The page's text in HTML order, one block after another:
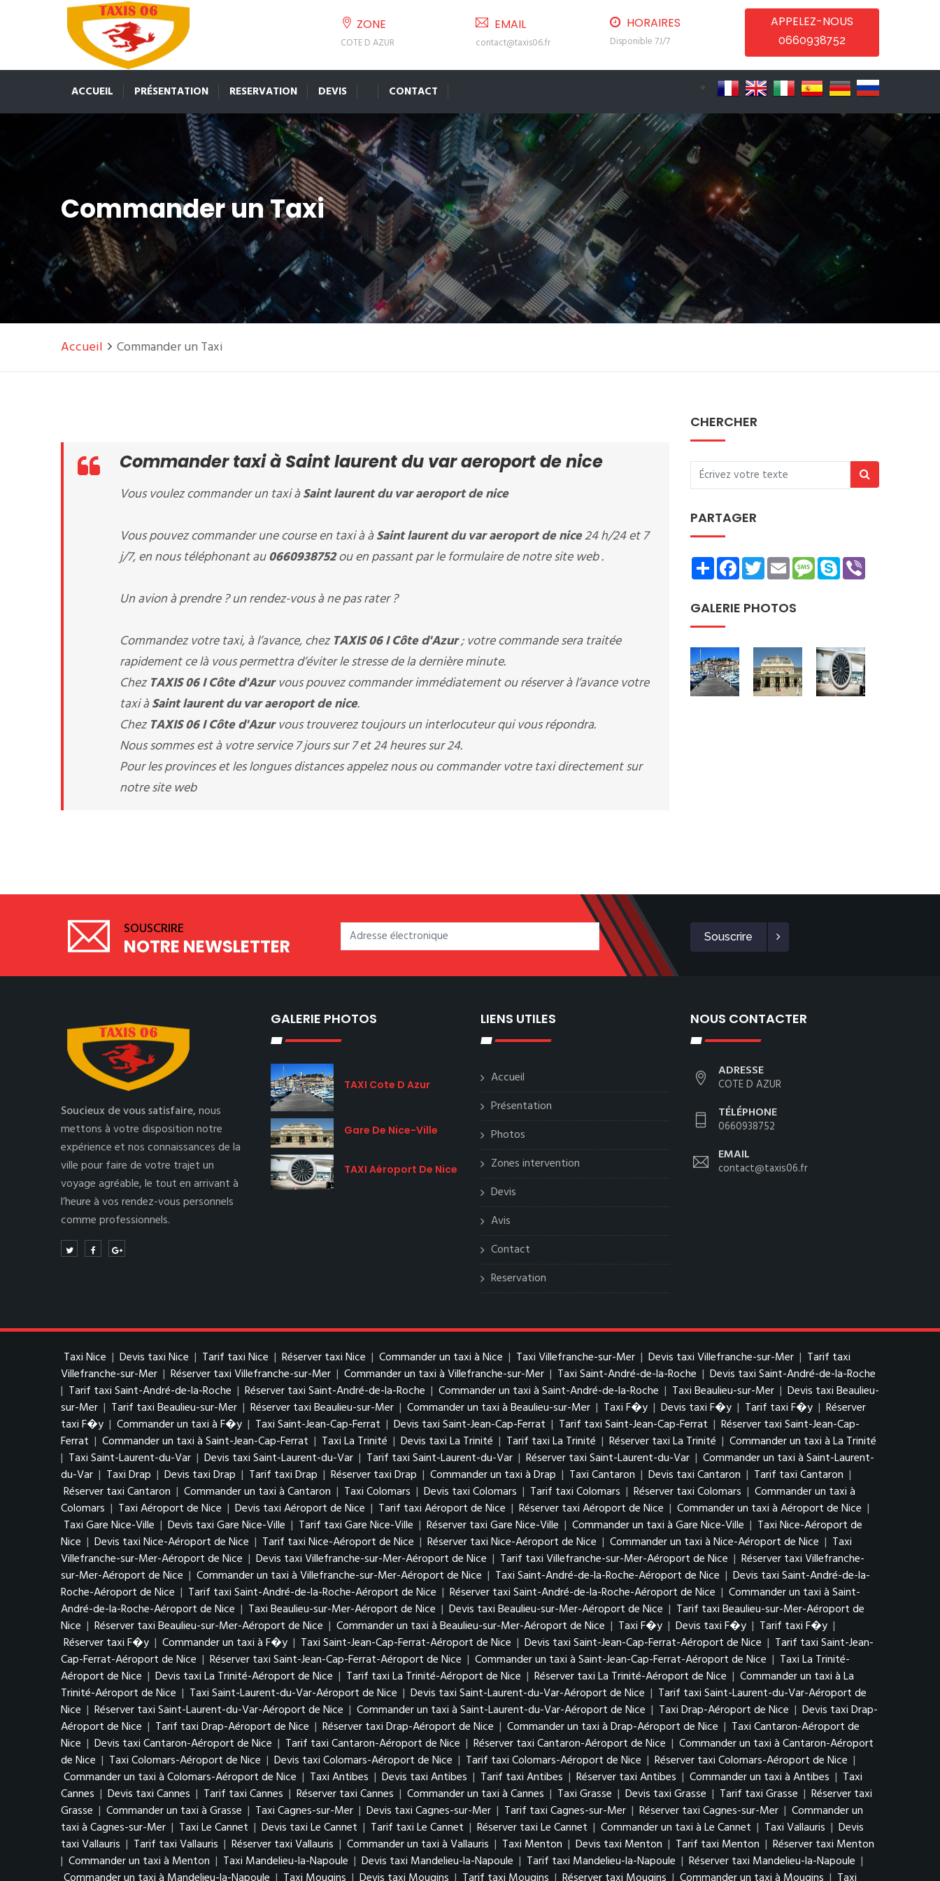
ZONE
COTE D AZUR
EMAIL
contact@taxis06.fr
HORAIRES
Disponible 7J/7
APPELEZ-NOUS
0660938752
ACCUEIL PRÉSENTATION RESERVATION DEVIS CONTACT
Commander un Taxi
Accueil Commander un Taxi
Commander taxi à Saint laurent du var aeroport de nice
Vous voulez commander un taxi àSaint laurent du var aeroport de nice
Vous pouvez commander une course en taxi à àSaint laurent du var aeroport de nice24 h/24 et 7
j/7, en nous téléphonant au0660938752ou en passant par le formulaire de notre site web .
Un avion à prendre ? un rendez-vous à ne pas rater ?
Commandez votre taxi, à l’avance, chezTAXIS 06 I Côte d'Azur; votre commande sera traitée
rapidement ce là vous permettra d’éviter le stresse de la dernière minute.
ChezTAXIS 06 I Côte d'Azurvous pouvez commander immédiatement ou réserver à l’avance votre
taxi àSaint laurent du var aeroport de nice.
ChezTAXIS 06 I Côte d'Azurvous trouverez toujours un interlocuteur qui vous répondra.
Nous sommes est à votre service 7 jours sur 7 et 24 heures sur 24.
Pour les provinces et les longues distances appelez nous ou commander votre taxi directement sur
notre site web
CHERCHER
PARTAGER
ShareFacebookTwitterEmailMessage
Skype
GALERIE PHOTOS
SOUSCRIRE
NOTRE NEWSLETTER Souscrire
Soucieux de vous satisfaire,nous
mettons à votre disposition notre
expérience et nos connaissances de la
ville pour faire de votre trajet un
voyage agréable, le tout en arrivant à
l’heure à vos rendez-vous personnels
comme professionnels.
GALERIE PHOTOS
TAXI Cote D Azur
Gare De Nice-Ville
TAXI Aéroport De Nice
LIENS UTILES
Accueil
Présentation
Photos
Zones intervention
Devis
Avis
Contact
Reservation
NOUS CONTACTER
ADRESSE
COTE D AZUR
TÉLÉPHONE
0660938752
EMAIL
contact@taxis06.fr
Taxi Nice | Devis taxi Nice | Tarif taxi Nice | Réserver taxi Nice | Commander un taxi à Nice | Taxi Villefranche-sur-Mer | Devis taxi Villefranche-sur-Mer | Tarif taxi
Villefranche-sur-Mer | Réserver taxi Villefranche-sur-Mer | Commander un taxi à Villefranche-sur-Mer | Taxi Saint-André-de-la-Roche | Devis taxi Saint-André-de-la-Roche
| Tarif taxi Saint-André-de-la-Roche | Réserver taxi Saint-André-de-la-Roche | Commander un taxi à Saint-André-de-la-Roche | Taxi Beaulieu-sur-Mer | Devis taxi Beaulieu-
sur-Mer | Tarif taxi Beaulieu-sur-Mer | Réserver taxi Beaulieu-sur-Mer | Commander un taxi à Beaulieu-sur-Mer | Taxi F�y | Devis taxi F�y | Tarif taxi F�y | Réserver
taxi F�y | Commander un taxi à F�y | Taxi Saint-Jean-Cap-Ferrat | Devis taxi Saint-Jean-Cap-Ferrat | Tarif taxi Saint-Jean-Cap-Ferrat | Réserver taxi Saint-Jean-Cap-
Ferrat | Commander un taxi à Saint-Jean-Cap-Ferrat | Taxi La Trinité | Devis taxi La Trinité | Tarif taxi La Trinité | Réserver taxi La Trinité | Commander un taxi à La Trinité
| Taxi Saint-Laurent-du-Var | Devis taxi Saint-Laurent-du-Var | Tarif taxi Saint-Laurent-du-Var | Réserver taxi Saint-Laurent-du-Var | Commander un taxi à Saint-Laurent-
du-Var | Taxi Drap | Devis taxi Drap | Tarif taxi Drap | Réserver taxi Drap | Commander un taxi à Drap | Taxi Cantaron | Devis taxi Cantaron | Tarif taxi Cantaron |
Réserver taxi Cantaron | Commander un taxi à Cantaron | Taxi Colomars | Devis taxi Colomars | Tarif taxi Colomars | Réserver taxi Colomars | Commander un taxi à
Colomars | Taxi Aéroport de Nice | Devis taxi Aéroport de Nice | Tarif taxi Aéroport de Nice | Réserver taxi Aéroport de Nice | Commander un taxi à Aéroport de Nice |
Taxi Gare Nice-Ville | Devis taxi Gare Nice-Ville | Tarif taxi Gare Nice-Ville | Réserver taxi Gare Nice-Ville | Commander un taxi à Gare Nice-Ville | Taxi Nice-Aéroport de
Nice | Devis taxi Nice-Aéroport de Nice | Tarif taxi Nice-Aéroport de Nice | Réserver taxi Nice-Aéroport de Nice | Commander un taxi à Nice-Aéroport de Nice | Taxi
Villefranche-sur-Mer-Aéroport de Nice | Devis taxi Villefranche-sur-Mer-Aéroport de Nice | Tarif taxi Villefranche-sur-Mer-Aéroport de Nice | Réserver taxi Villefranche-
sur-Mer-Aéroport de Nice | Commander un taxi à Villefranche-sur-Mer-Aéroport de Nice | Taxi Saint-André-de-la-Roche-Aéroport de Nice | Devis taxi Saint-André-de-la-
Roche-Aéroport de Nice | Tarif taxi Saint-André-de-la-Roche-Aéroport de Nice | Réserver taxi Saint-André-de-la-Roche-Aéroport de Nice | Commander un taxi à Saint-
André-de-la-Roche-Aéroport de Nice | Taxi Beaulieu-sur-Mer-Aéroport de Nice | Devis taxi Beaulieu-sur-Mer-Aéroport de Nice | Tarif taxi Beaulieu-sur-Mer-Aéroport de
Nice | Réserver taxi Beaulieu-sur-Mer-Aéroport de Nice | Commander un taxi à Beaulieu-sur-Mer-Aéroport de Nice | Taxi F�y | Devis taxi F�y | Tarif taxi F�y |
Réserver taxi F�y | Commander un taxi à F�y | Taxi Saint-Jean-Cap-Ferrat-Aéroport de Nice | Devis taxi Saint-Jean-Cap-Ferrat-Aéroport de Nice | Tarif taxi Saint-Jean-
Cap-Ferrat-Aéroport de Nice | Réserver taxi Saint-Jean-Cap-Ferrat-Aéroport de Nice | Commander un taxi à Saint-Jean-Cap-Ferrat-Aéroport de Nice | Taxi La Trinité-
Aéroport de Nice | Devis taxi La Trinité-Aéroport de Nice | Tarif taxi La Trinité-Aéroport de Nice | Réserver taxi La Trinité-Aéroport de Nice | Commander un taxi à La
Trinité-Aéroport de Nice | Taxi Saint-Laurent-du-Var-Aéroport de Nice | Devis taxi Saint-Laurent-du-Var-Aéroport de Nice | Tarif taxi Saint-Laurent-du-Var-Aéroport de
Nice | Réserver taxi Saint-Laurent-du-Var-Aéroport de Nice | Commander un taxi à Saint-Laurent-du-Var-Aéroport de Nice | Taxi Drap-Aéroport de Nice | Devis taxi Drap-
Aéroport de Nice | Tarif taxi Drap-Aéroport de Nice | Réserver taxi Drap-Aéroport de Nice | Commander un taxi à Drap-Aéroport de Nice | Taxi Cantaron-Aéroport de
Nice | Devis taxi Cantaron-Aéroport de Nice | Tarif taxi Cantaron-Aéroport de Nice | Réserver taxi Cantaron-Aéroport de Nice | Commander un taxi à Cantaron-Aéroport
de Nice | Taxi Colomars-Aéroport de Nice | Devis taxi Colomars-Aéroport de Nice | Tarif taxi Colomars-Aéroport de Nice | Réserver taxi Colomars-Aéroport de Nice |
Commander un taxi à Colomars-Aéroport de Nice | Taxi Antibes | Devis taxi Antibes | Tarif taxi Antibes | Réserver taxi Antibes | Commander un taxi à Antibes | Taxi
Cannes | Devis taxi Cannes | Tarif taxi Cannes | Réserver taxi Cannes | Commander un taxi à Cannes | Taxi Grasse | Devis taxi Grasse | Tarif taxi Grasse | Réserver taxi
Grasse | Commander un taxi à Grasse | Taxi Cagnes-sur-Mer | Devis taxi Cagnes-sur-Mer | Tarif taxi Cagnes-sur-Mer | Réserver taxi Cagnes-sur-Mer | Commander un
taxi à Cagnes-sur-Mer | Taxi Le Cannet | Devis taxi Le Cannet | Tarif taxi Le Cannet | Réserver taxi Le Cannet | Commander un taxi à Le Cannet | Taxi Vallauris | Devis
taxi Vallauris | Tarif taxi Vallauris | Réserver taxi Vallauris | Commander un taxi à Vallauris | Taxi Menton | Devis taxi Menton | Tarif taxi Menton | Réserver taxi Menton
| Commander un taxi à Menton | Taxi Mandelieu-la-Napoule | Devis taxi Mandelieu-la-Napoule | Tarif taxi Mandelieu-la-Napoule | Réserver taxi Mandelieu-la-Napoule |